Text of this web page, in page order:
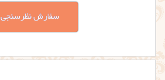
سفارش نظرسنجی